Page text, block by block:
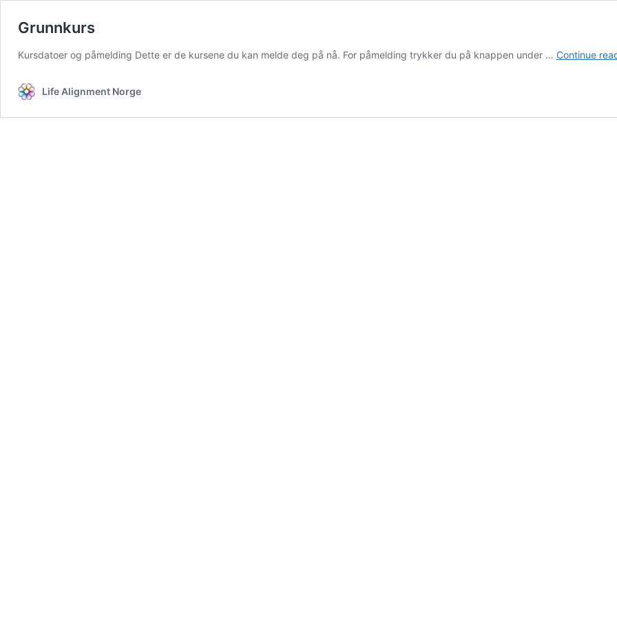
Grunnkurs
Kursdatoer og påmelding Dette er de kursene du kan melde deg på nå. For påmelding trykker du på knappen under … Continue
Life Alignment Norge